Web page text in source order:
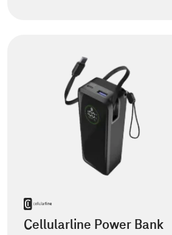
Cellularline Power Bank